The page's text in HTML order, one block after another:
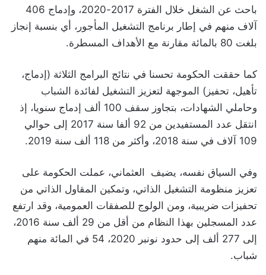
باحث عن الشغل خلال الفترة 2017-2020، وإدماج 406
آلاف منهم في إطار برنامج التشغيل المأجور، أي بنسبة إنجاز
بلغت 80 بالمائة مقارنة مع الأهداف المسطرة.
كما حققت الحكومة تحسنا في نتائج البرامج الثلاثة (إدماج،
تأهيل، تحفيز) الموجهة لتعزيز التشغيل لفائدة الشباب
وحاملي الشهادات، بتجاوز سقف 100 ألف إدماج سنويا، إذ
انتقل عدد المستفيدين من 92 ألفا سنة 2017 إلى حوالي
109 آلاف في سنة 2018، وأكثر من 118 ألف سنة 2019.
وفي السياق نفسه، يضيف العثماني، عملت الحكومة على
تعزيز منظومة التشغيل الذاتي، وتمكين المقاول الذاتي من
تحفيزات ضريبية، ومن الولوج للصفقات العمومية، وقد ارتفع
عدد المسجلين بهذا النظام من أقل من 29 ألف سنة 2016،
إلى 277 ألف إلى حدود نونبر 2020، 54 في المائة منهم
شباب.